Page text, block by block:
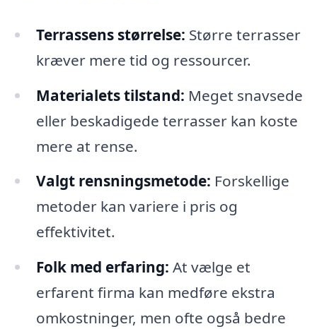
Terrassens størrelse: Større terrasser
kræver mere tid og ressourcer.
Materialets tilstand: Meget snavsede
eller beskadigede terrasser kan koste
mere at rense.
Valgt rensningsmetode: Forskellige
metoder kan variere i pris og
effektivitet.
Folk med erfaring: At vælge et
erfarent firma kan medføre ekstra
omkostninger, men ofte også bedre